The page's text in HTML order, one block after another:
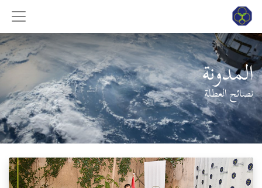
المدونة
نصائح العطلة